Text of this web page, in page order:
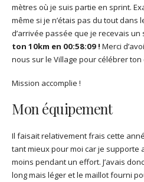
mètres où je suis partie en sprint.
même si je n’étais pas du tout dans
d’arrivée passée que je recevais un
ton 10km en 00:58:09 ! Merci
nous sur le Village pour célébrer ton
Mission accomplie !
Mon équipement
Il faisait relativement frais cette
tant mieux pour moi car je supporte
moins pendant un effort. J’avais
long mais léger et le maillot fourni